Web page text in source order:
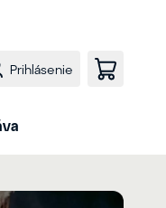
Prihlásenie